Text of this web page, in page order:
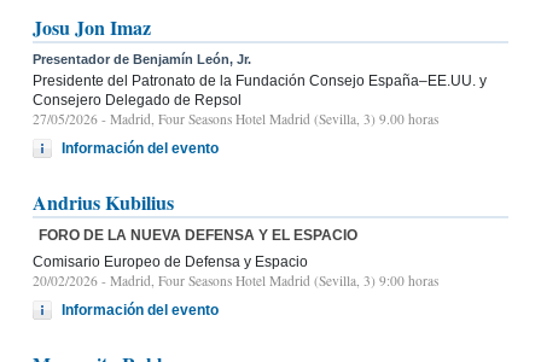
Josu Jon Imaz
Presentador de Benjamín León, Jr.
Presidente del Patronato de la Fundación Consejo España–EE.UU. y
Consejero Delegado de Repsol
27/05/2026 - Madrid, Four Seasons Hotel Madrid (Sevilla, 3) 9.00 horas
Información del evento
Andrius Kubilius
FORO DE LA NUEVA DEFENSA Y EL ESPACIO
Comisario Europeo de Defensa y Espacio
20/02/2026 - Madrid, Four Seasons Hotel Madrid (Sevilla, 3) 9:00 horas
Información del evento